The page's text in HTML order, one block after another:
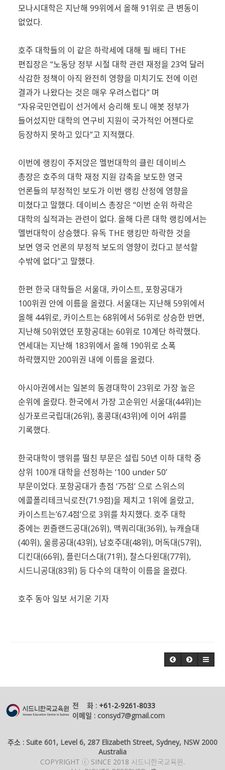
모나시대학은 지난해 99위에서 올해 91위로 큰 변동이
없었다.
호주 대학들의 이 같은 하락세에 대해 필 배티 THE
편집장은 “노동당 정부 시절 대학 관련 재정을 23억 달러
삭감한 정책이 아직 완전히 영향을 미치기도 전에 이런
결과가 나왔다는 것은 매우 우려스럽다” 며
“자유국민연립이 선거에서 승리해 토니 애봇 정부가
들어섰지만 대학의 연구비 지원이 국가적인 어젠다로
등장하지 못하고 있다”고 지적했다.
이번에 랭킹이 주저앉은 멜번대학의 클린 데이비스
총장은 호주의 대학 재정 지원 감축을 보도한 영국
언론들의 부정적인 보도가 이번 랭킹 산정에 영향을
미쳤다고 말했다. 데이비스 총장은 “이번 순위 하락은
대학의 실적과는 관련이 없다. 올해 다른 대학 랭킹에서는
멜번대학이 상승했다. 유독 THE 랭킹만 하락한 것을
보면 영국 언론의 부정적 보도의 영향이 컸다고 분석할
수밖에 없다”고 말했다.
한편 한국 대학들은 서울대, 카이스트, 포항공대가
100위권 안에 이름을 올렸다. 서울대는 지난해 59위에서
올해 44위로, 카이스트는 68위에서 56위로 상승한 반면,
지난해 50위였던 포항공대는 60위로 10계단 하락했다.
연세대는 지난해 183위에서 올해 190위로 소폭
하락했지만 200위권 내에 이름을 올렸다.
아시아권에서는 일본의 동경대학이 23위로 가장 높은
순위에 올랐다. 한국에서 가장 고순위인 서울대(44위)는
싱가포르국립대(26위), 홍콩대(43위)에 이어 4위를
기록했다.
한국대학이 맹위를 떨친 부문은 설립 50년 이하 대학 중
상위 100개 대학을 선정하는 ‘100 under 50’
부문이었다. 포항공대가 총점 ‘75점’ 으로 스위스의
에콜폴리테크닉로잔(71.9점)을 제치고 1위에 올랐고,
카이스트는’67.4점’으로 3위를 차지했다. 호주 대학
중에는 퀸즐랜드공대(26위), 맥쿼리대(36위), 뉴캐슬대
(40위), 울릉공대(43위), 남호주대(48위), 머독대(57위),
디킨대(66위), 플린더스대(71위), 찰스다윈대(77위),
시드니공대(83위) 등 다수의 대학이 이름을 올렸다.
호주 동아 일보 서기운 기자
전 화 : +61-2-9261-8033
이메일 : consyd7@gmail.com
주소 : Suite 601, Level 6, 287 Elizabeth Street, Sydney, NSW 2000
Australia
COPYRIGHT ⓒ SINCE 2018 시드니한국교육원.